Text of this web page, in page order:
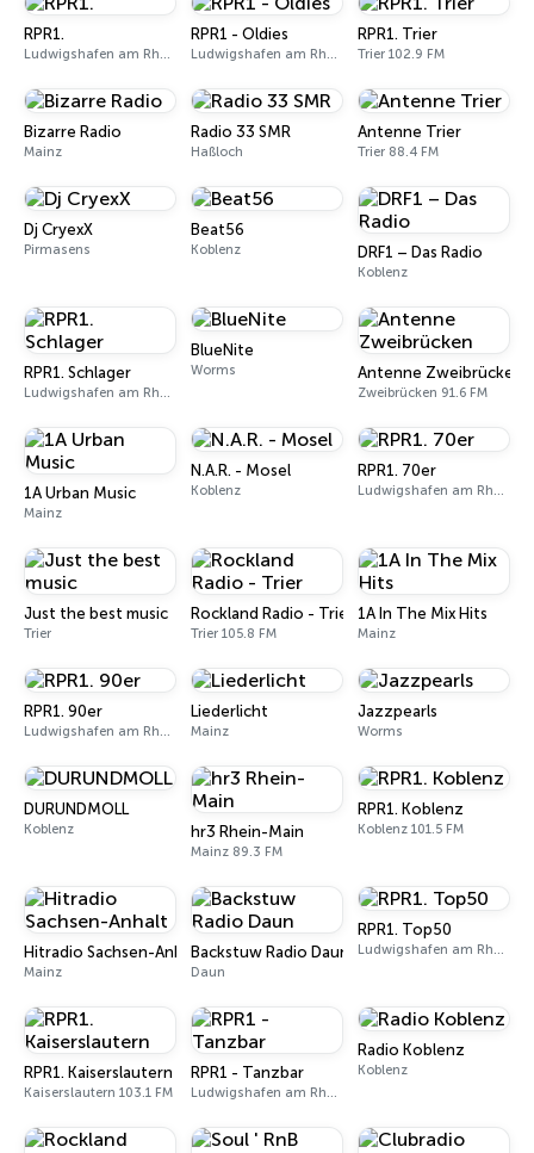
RPR1.
Ludwigshafen am Rhein
RPR1 - Oldies
Ludwigshafen am Rhein
RPR1. Trier
Trier 102.9 FM
Bizarre Radio
Mainz
Radio 33 SMR
Haßloch
Antenne Trier
Trier 88.4 FM
Dj CryexX
Pirmasens
Beat56
Koblenz DRF1 – Das Radio
Koblenz
RPR1. Schlager
Ludwigshafen am Rhein
BlueNite
Worms Antenne Zweibrücken
Zweibrücken 91.6 FM
1A Urban Music
Mainz
N.A.R. - Mosel
Koblenz
RPR1. 70er
Ludwigshafen am Rhein
Just the best music
Trier
Rockland Radio - Trier
Trier 105.8 FM
1A In The Mix Hits
Mainz
RPR1. 90er
Ludwigshafen am Rhein
Liederlicht
Mainz
Jazzpearls
Worms
DURUNDMOLL
Koblenz hr3 Rhein-Main
Mainz 89.3 FM
RPR1. Koblenz
Koblenz 101.5 FM
Hitradio Sachsen-Anhalt
Mainz
Backstuw Radio Daun
Daun
RPR1. Top50
Ludwigshafen am Rhein
RPR1. Kaiserslautern
Kaiserslautern 103.1 FM
RPR1 - Tanzbar
Ludwigshafen am Rhein
Radio Koblenz
Koblenz